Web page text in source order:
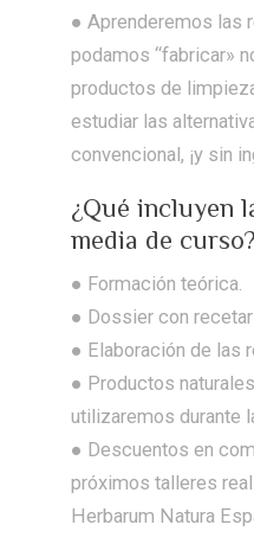
● Aprenderemos las
podamos “fabricar»
productos de
estudiar las
convencional, ¡y sin
¿Qué incluyen
media de curso?
● Formación teórica.
● Dossier con
● Elaboración de las
● Productos
utilizaremos durante
● Descuentos en
próximos talleres
Herbarum Natura